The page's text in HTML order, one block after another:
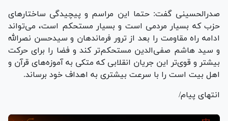
صدرالحسینی گفت: حتما این مراسم و پیچیدگی ساختار‌های
حزب که بسیار مردمی است و بسیار مستحکم است، می‌تواند
ادامه راه مقاومت را بعد از ترور فرماندهان و سیدحسن نصرالله
و سید هاشم صفی‌الدین مستحکم‌تر کند و فضا را برای حرکت
بیشتر و قوی‌تر این جریان انقلابی که متکی به آموزه‌های قرآن و
اهل بیت است را با سرعت بیشتری به اهداف خود برساند.
انتهای پیام/